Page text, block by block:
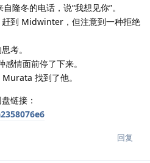
隆冬的电话，说“我想见你”。
到 Midwinter，但注意到一种拒绝
考。
情面前停了下来。
找到了他。
链接：
回复